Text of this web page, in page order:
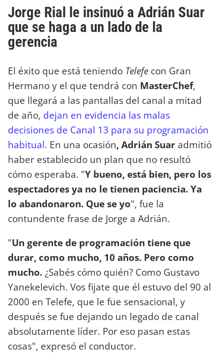
Jorge Rial le insinuó a Adrián Suar
que se haga a un lado de la
gerencia
El éxito que está teniendo Telefe con Gran
Hermano y el que tendrá con MasterChef,
que llegará a las pantallas del canal a mitad
de año, dejan en evidencia las malas
decisiones de Canal 13 para su programación
habitual. En una ocasión, Adrián Suar admitió
haber establecido un plan que no resultó
cómo esperaba. "Y bueno, está bien, pero los
espectadores ya no le tienen paciencia. Ya
lo abandonaron. Que se yo", fue la
contundente frase de Jorge a Adrián.
"Un gerente de programación tiene que
durar, como mucho, 10 años. Pero como
mucho.¿Sabés cómo quién? Como Gustavo
Yanekelevich. Vos fijate que él estuvo del 90 al
2000 en Telefe, que le fue sensacional, y
después se fue dejando un legado de canal
absolutamente líder. Por eso pasan estas
cosas", expresó el conductor.